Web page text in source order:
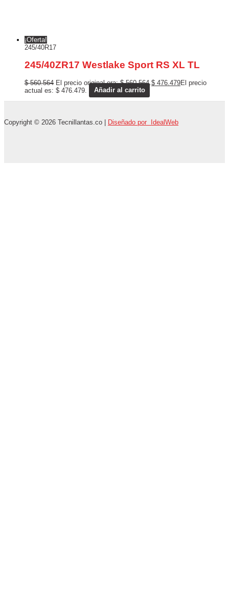
¡Oferta!
245/40R17
245/40ZR17 Westlake Sport RS XL TL
$560.564 El precio original era: $ 560.564. $ 476.479El precio
actual es: $ 476.479.
Añadir al carrito
Copyright © 2026 Tecnillantas.co | Diseñado por IdealWeb